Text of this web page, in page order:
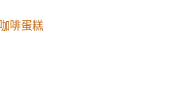
啡蛋糕